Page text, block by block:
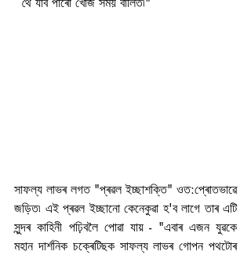
সাফল্য লাভৰ লগত "প্ৰৱল ইচ্ছাশক্তি" ওত:প্ৰোতভাৱে
জড়িত৷ এই প্ৰৱল ইচ্ছানো কেনেকুৱা হ'ব লাগে তাৰ এটি
সুন্দৰ কাহিনী পঢ়িবলৈ পোৱা যায় - "এবাৰ এজন যুৱকে
মহান দাৰ্শনিক চক্ৰেটিছক সাফল্য লাভৰ গোপন পথটোৰ